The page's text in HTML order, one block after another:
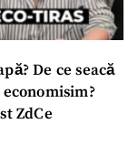
De ce seacă
ZdCe